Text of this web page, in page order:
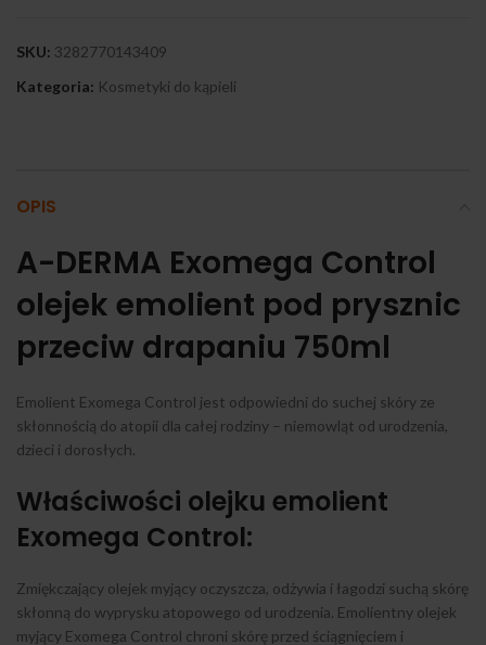
SKU: 3282770143409
Kategoria: Kosmetyki do kąpieli
OPIS
A-DERMA Exomega Control
olejek emolient pod prysznic
przeciw drapaniu 750ml
Emolient Exomega Control jest odpowiedni do suchej skóry ze
skłonnością do atopii dla całej rodziny – niemowląt od urodzenia,
dzieci i dorosłych.
Właściwości olejku emolient
Exomega Control:
Zmiękczający olejek myjący oczyszcza, odżywia i łagodzi suchą skórę
skłonną do wyprysku atopowego od urodzenia. Emolientny olejek
myjący Exomega Control chroni skórę przed ściągnięciem i